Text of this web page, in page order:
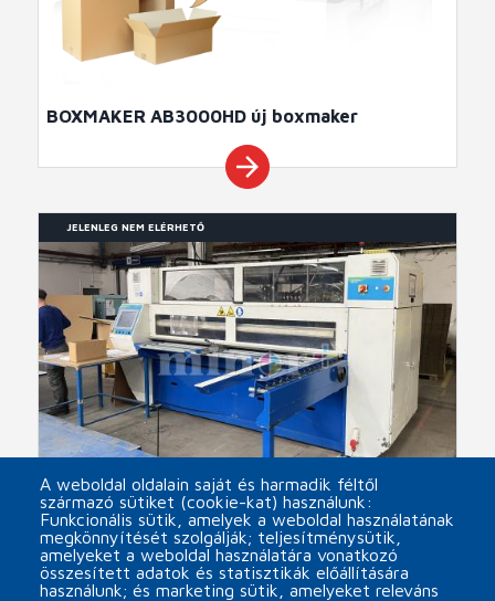
BOXMAKER AB3000HD új boxmaker
arrow_forward
JELENLEG NEM ELÉRHETŐ
CLEVER BOXMASTER 2750 használt boxmaker
arrow_forward
A weboldal oldalain saját és harmadik féltől
származó sütiket (cookie-kat) használunk:
Funkcionális sütik, amelyek a weboldal használatának
megkönnyítését szolgálják; teljesítménysütik,
amelyeket a weboldal használatára vonatkozó
összesített adatok és statisztikák előállítására
használunk; és marketing sütik, amelyeket releváns